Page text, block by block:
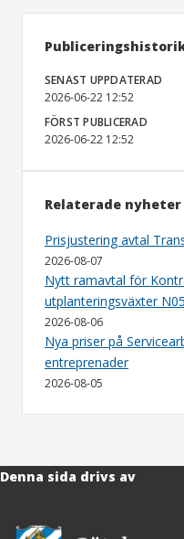
SENAST UPPDATERAD
2026-06-22 12:52
FÖRST PUBLICERAD
2026-06-22 12:52
Relaterade nyheter
Prisjustering avtal
2026-08-07
Nytt ramavtal för
utplanteringsväxter
2026-08-06
Nya priser på
entreprenader
2026-08-05
Denna sida drivs av